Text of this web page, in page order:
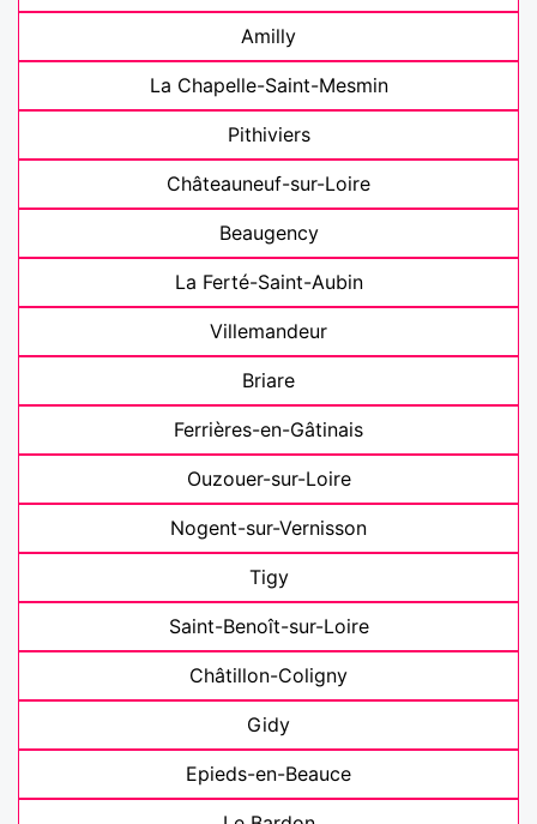
Amilly
La Chapelle-Saint-Mesmin
Pithiviers
Châteauneuf-sur-Loire
Beaugency
La Ferté-Saint-Aubin
Villemandeur
Briare
Ferrières-en-Gâtinais
Ouzouer-sur-Loire
Nogent-sur-Vernisson
Tigy
Saint-Benoît-sur-Loire
Châtillon-Coligny
Gidy
Epieds-en-Beauce